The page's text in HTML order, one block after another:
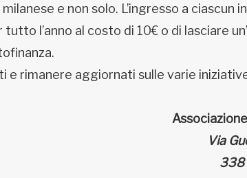
e non solo. L’ingresso a ciascun
l’anno al costo di 10€ o di lasciare
e rimanere aggiornati sulle varie
Via
338